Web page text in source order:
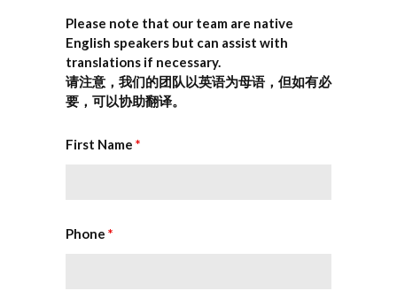
Please note that our team are native
English speakers but can assist with
translations if necessary.
请注意，我们的团队以英语为母语，但如有必
要，可以协助翻译。
First Name *
Phone *